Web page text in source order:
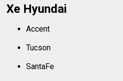
Xe Hyundai
Accent
Tucson
SantaFe